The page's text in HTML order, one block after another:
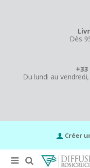
Dès
Du lundi au
Créer